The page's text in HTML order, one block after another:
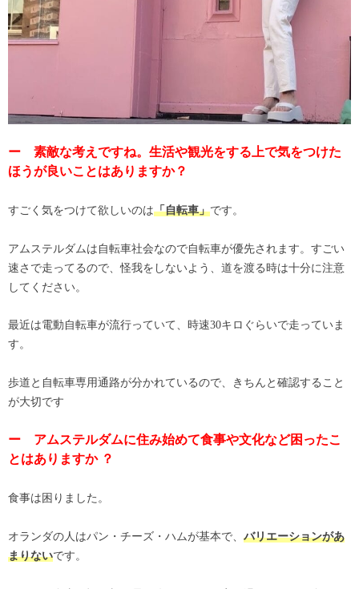
ー 素敵な考えですね。生活や観光をする上で気をつけた
ほうが良いことはありますか？
すごく気をつけて欲しいのは「自転車」です。
アムステルダムは自転車社会なので自転車が優先されます。すごい
速さで走ってるので、怪我をしないよう、道を渡る時は十分に注意
してください。
最近は電動自転車が流行っていて、時速30キロぐらいで走っていま
す。
歩道と自転車専用通路が分かれているので、きちんと確認すること
が大切です
ー アムステルダムに住み始めて食事や文化など困ったこ
とはありますか ？
食事は困りました。
オランダの人はパン・チーズ・ハムが基本で、
バリエーションがあ
まりないです。